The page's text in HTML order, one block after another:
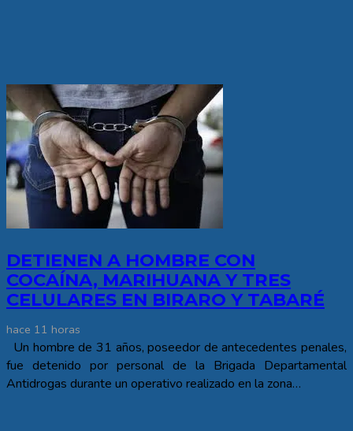
DETIENEN A HOMBRE CON
COCAÍNA, MARIHUANA Y TRES
CELULARES EN BIRARO Y TABARÉ
hace 11 horas
Un hombre de 31 años, poseedor de antecedentes penales,
fue detenido por personal de la Brigada Departamental
Antidrogas durante un operativo realizado en la zona…